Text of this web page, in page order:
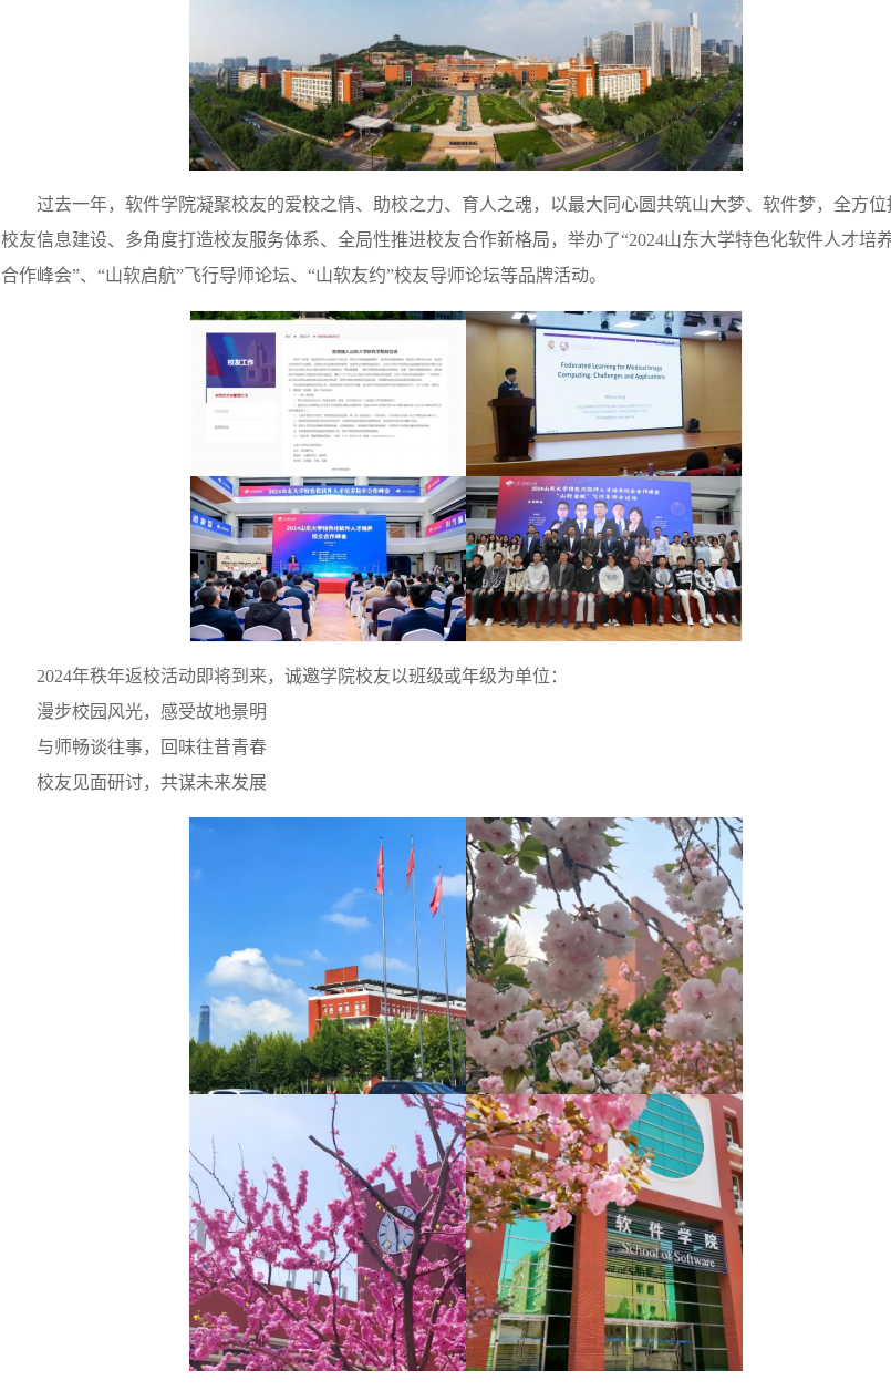
过去一年，软件学院凝聚校友的爱校之情、助校之力、育人之魂，以最大同心圆共筑山大梦、软件梦，全方位
校友信息建设、多角度打造校友服务体系、全局性推进校友合作新格局，举办了“2024山东大学特色化软件人才培
合作峰会”、“山软启航”飞行导师论坛、“山软友约”校友导师论坛等品牌活动。
2024年秩年返校活动即将到来，诚邀学院校友以班级或年级为单位：
漫步校园风光，感受故地景明
与师畅谈往事，回味往昔青春
校友见面研讨，共谋未来发展